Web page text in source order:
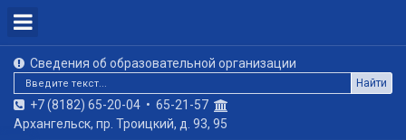
Сведения об образовательной организации
Найти
+7 (8182) 65-20-04 • 65-21-57
Архангельск, пр. Троицкий, д. 93, 95